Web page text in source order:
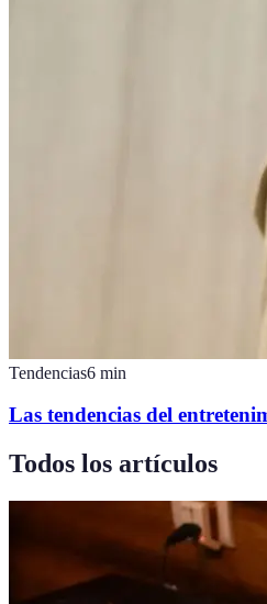
Tendencias6 min
Las tendencias del
Todos los artículos